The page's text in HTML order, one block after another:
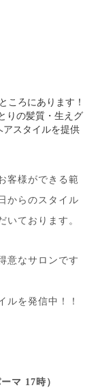
ころにあります！
りの髪質・生えグ
アスタイルを提供
客様ができる範
からのスタイル
いております。
意なサロンです
ルを発信中！！
マ 17時）